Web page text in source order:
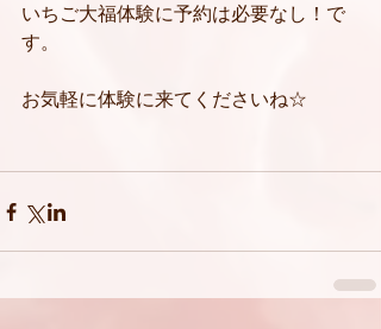
いちご大福体験に予約は必要なし！で
す。
お気軽に体験に来てくださいね☆